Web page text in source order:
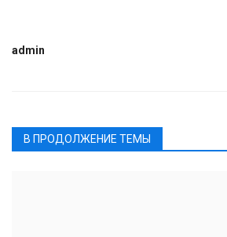
admin
В ПРОДОЛЖЕНИЕ ТЕМЫ